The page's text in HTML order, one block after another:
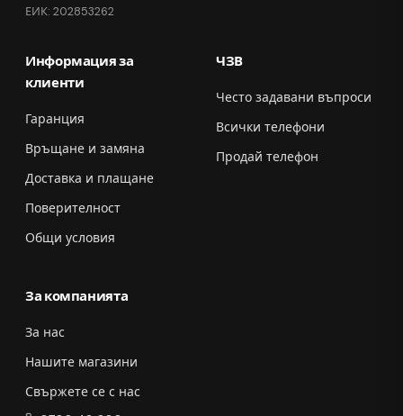
ЕИК: 202853262
Информация за
клиенти
Гаранция
Връщане и замяна
Доставка и плащане
Поверителност
Общи условия
ЧЗВ
Често задавани въпроси
Всички телефони
Продай телефон
За компанията
За нас
Нашите магазини
Свържете се с нас